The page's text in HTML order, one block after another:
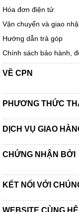
Hóa đơn điện tử
Vận chuyển và giao
Hướng dẫn trả góp
Chính sách bảo hành,
VỀ CPN
PHƯƠNG THỨC
DỊCH VỤ GIAO
CHỨNG NHẬN BỞI
KẾT NỐI VỚI
WEBSITE CÙNG